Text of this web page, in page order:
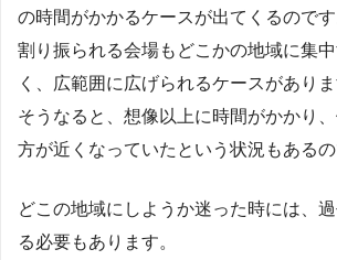
の時間がかかるケースが出てくるのです
割り振られる会場もどこかの地域に集
く、広範囲に広げられるケースがありま
そうなると、想像以上に時間がかかり
方が近くなっていたという状況もあるの
どこの地域にしようか迷った時には、
る必要もあります。